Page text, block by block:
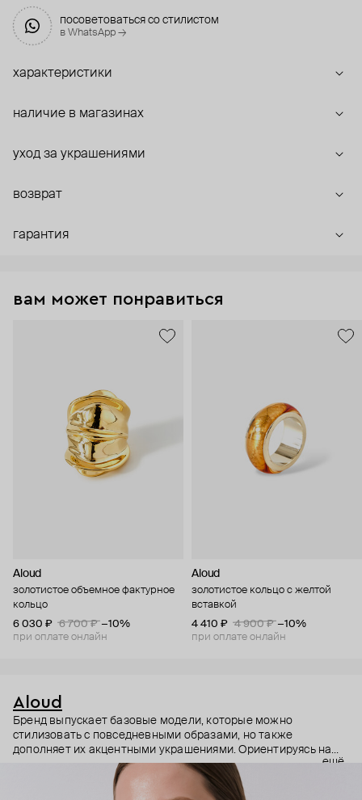
посоветоваться со стилистом
в WhatsApp →
характеристики
наличие в магазинах
уход за украшениями
возврат
гарантия
вам может понравиться
Aloud
золотистое объемное фактурное
кольцо
6 030 ₽
6 700 ₽ −10%
при оплате онлайн
Aloud
золотистое кольцо с желтой
вставкой
4 410 ₽
4 900 ₽ −10%
при оплате онлайн
Aloud
Бренд выпускает базовые модели, которые можно
стилизовать с повседневными образами, но также
дополняет их акцентными украшениями. Ориентируясь на
долгосрочные тренды, вдохновляясь культурой, искусством и
людьми, Aloud показывает коллекции несколько раз в год. А
в названии бренда зашифрован призыв слушать внутренний
ещё